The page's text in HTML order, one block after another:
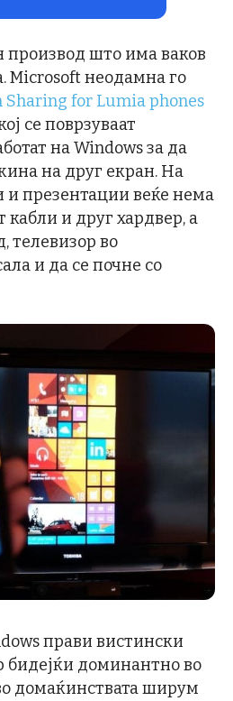
производ што има ваков
Microsoft неодамна го
Sharing for Lumia phones
се поврзуваат
на Windows за да
на друг екран. На
и презентации веќе нема
кабли и друг хардвер, а
телевизор во
и да се почне со
прави вистински
бидејќи доминантно во
домаќинствата ширум